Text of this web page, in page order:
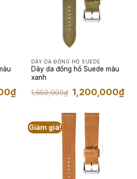
₫Giá
hiện
DÂY DA ĐỒNG HỒ SUEDE
Dây da đồng hồ Suede màu
xanh
1,650,000₫ Giá
gốc
1,200,000₫Giá
hiện
Giảm giá!